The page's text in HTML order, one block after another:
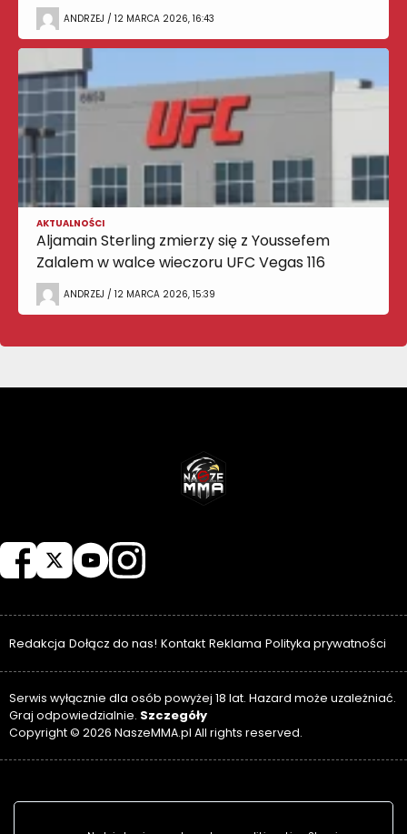
ANDRZEJ / 12 MARCA 2026, 16:43
AKTUALNOŚCI
Aljamain Sterling zmierzy się z Youssefem
Zalalem w walce wieczoru UFC Vegas 116
ANDRZEJ / 12 MARCA 2026, 15:39
Redakcja Dołącz do nas! Kontakt Reklama Polityka prywatności
Serwis wyłącznie dla osób powyżej 18 lat. Hazard może uzależniać.
Graj odpowiedzialnie. Szczegóły
Copyright © 2026 NaszeMMA.pl All rights reserved.